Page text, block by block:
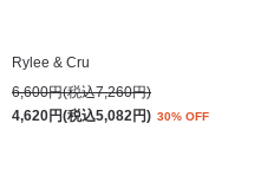
Rylee & Cru
6,600円(税込7,260円)
4,620円(税込5,082円) 30% OFF